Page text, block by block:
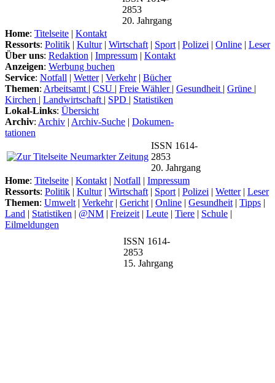
2853
20. Jahrgang
Home: Titelseite | Kontakt
Ressorts: Politik | Kultur| Wirtschaft | Sport | Polizei | Online | Leser
Über uns: Redaktion | Impressum | Kontakt
Anzeigen: Werbung buchen
Service: Notfall | Wetter| Verkehr| Bücher
Themen: Arbeitsamt | CSU | Freie Wähler | Gesundheit | Grüne |
Kirchen | Landwirtschaft | SPD | Statistiken
Lokal-Links: Übersicht
Archiv: Archiv | Archiv-Suche | Dokumen-
tationen
ISSN 1614-
2853
20. Jahrgang
Home: Titelseite | Kontakt | Notfall | Impressum
Ressorts: Politik | Kultur| Wirtschaft | Sport | Polizei | Wetter| Leser
Themen: Umwelt | Verkehr| Gericht | Online | Gesundheit | Tipps |
Land | Statistiken | @NM | Freizeit | Leute | Tiere | Schule |
Eilmeldungen
ISSN 1614-
2853
15. Jahrgang